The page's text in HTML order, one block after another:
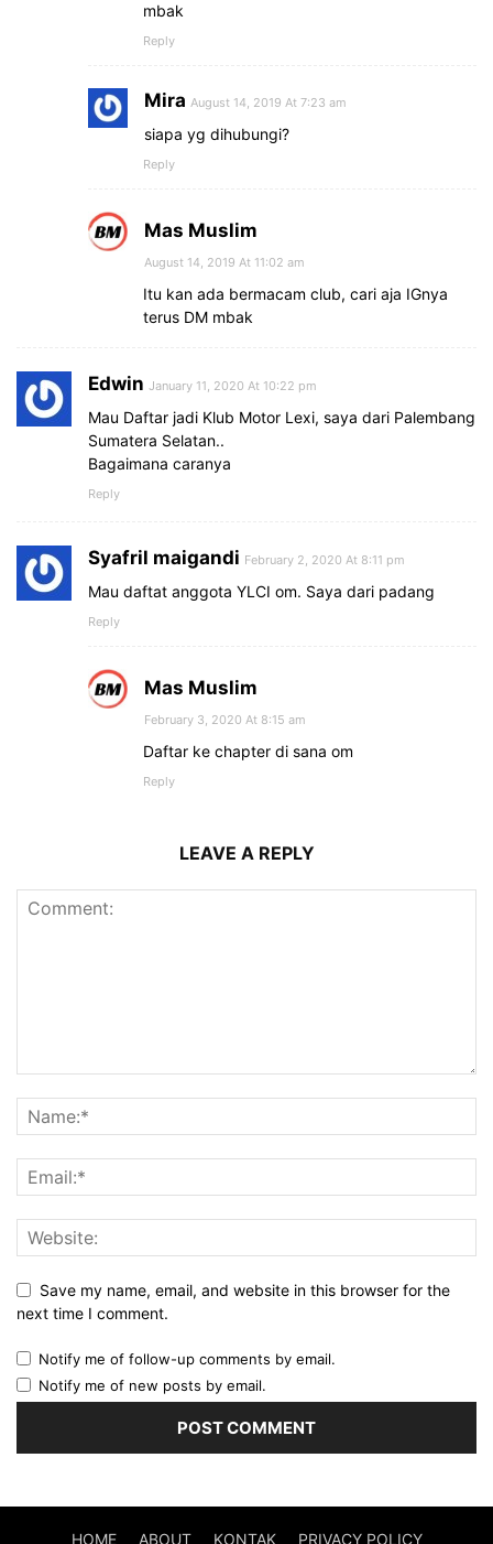
mbak
Reply
Mira August 14, 2019 At 7:23 am
siapa yg dihubungi?
Reply
Mas Muslim
August 14, 2019 At 11:02 am
Itu kan ada bermacam club, cari aja IGnya
terus DM mbak
Edwin January 11, 2020 At 10:22 pm
Mau Daftar jadi Klub Motor Lexi, saya dari Palembang
Sumatera Selatan..
Bagaimana caranya
Reply
Syafril maigandi February 2, 2020 At 8:11 pm
Mau daftat anggota YLCI om. Saya dari padang
Reply
Mas Muslim
February 3, 2020 At 8:15 am
Daftar ke chapter di sana om
Reply
LEAVE A REPLY
Save my name, email, and website in this browser for the
next time I comment.
Notify me of follow-up comments by email.
Notify me of new posts by email.
HOME ABOUT KONTAK PRIVACY POLICY